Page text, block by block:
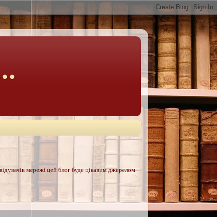
мережі цей блог буде цікавим джерелом